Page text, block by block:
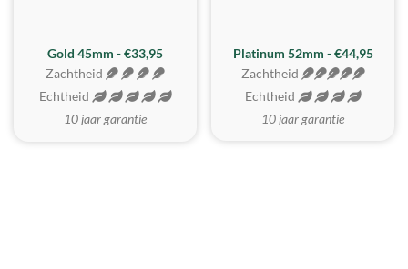
REALISTISCH
Gold 45mm - €33,95
Zachtheid
Echtheid
10 jaar garantie
ZACHTSTE
Platinum 52mm - €44,95
Zachtheid
Echtheid
10 jaar garantie